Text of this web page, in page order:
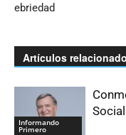
ebriedad
Artículos
Informando
Primero